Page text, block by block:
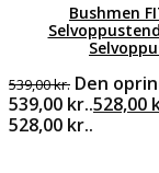
Bushmen
539,00kr. Den
539,00 kr..528,00
528,00 kr..